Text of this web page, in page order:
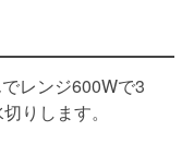
レンジ600Wで3
りします。